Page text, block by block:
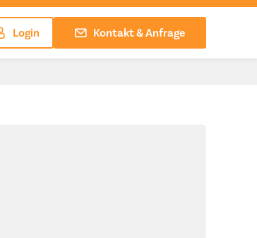
Login Kontakt & Anfrage